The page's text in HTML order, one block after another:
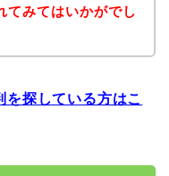
てみてはいかがでし
探している方はこ